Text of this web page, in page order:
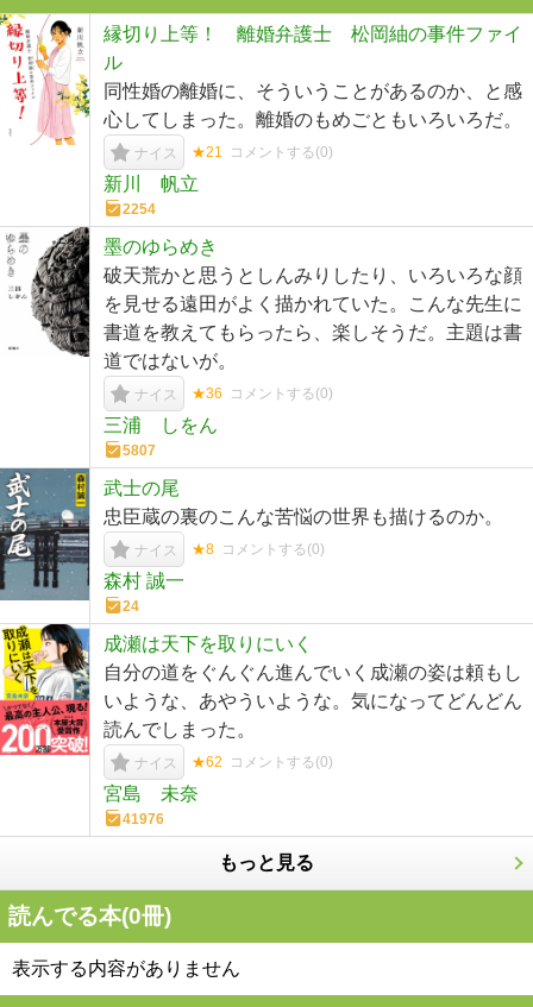
縁切り上等！ 離婚弁護士 松岡紬の事件ファイ
ル
同性婚の離婚に、そういうことがあるのか、と感
心してしまった。離婚のもめごともいろいろだ。
ナイス ★21 コメントする(0)
新川 帆立
2254
墨のゆらめき
破天荒かと思うとしんみりしたり、いろいろな顔
を見せる遠田がよく描かれていた。こんな先生に
書道を教えてもらったら、楽しそうだ。主題は書
道ではないが。
ナイス ★36 コメントする(0)
三浦 しをん
5807
武士の尾
忠臣蔵の裏のこんな苦悩の世界も描けるのか。
ナイス ★8 コメントする(0)
森村 誠一
24
成瀬は天下を取りにいく
自分の道をぐんぐん進んでいく成瀬の姿は頼もし
いような、あやういような。気になってどんどん
読んでしまった。
ナイス ★62 コメントする(0)
宮島 未奈
41976
もっと見る
読んでる本(0冊)
表示する内容がありません